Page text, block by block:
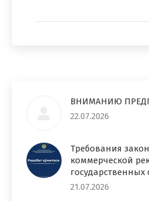
ВНИМАНИЮ
22.07.2026
Требования
коммерческой
государственных
21.07.2026